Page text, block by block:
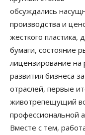
обсуждались
производства и
жесткого пластика,
бумаги, состояние
лицензирование на
развития бизнеса
отраслей, первые
животрепещущий
профессиональной
Вместе с тем,